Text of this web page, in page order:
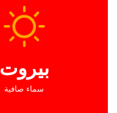
بيروت
سماء صافية